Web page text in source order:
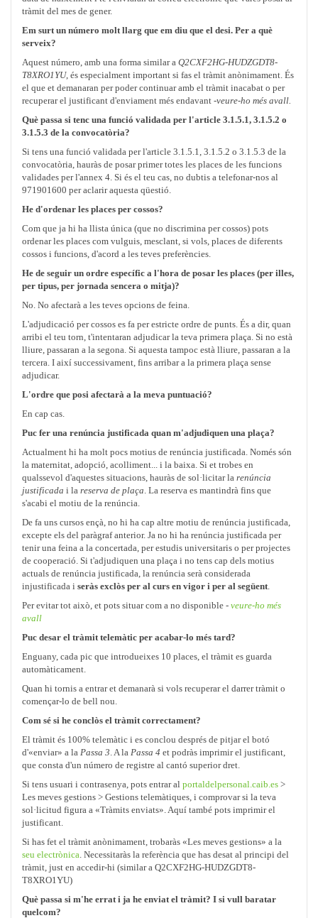
tràmit del mes de gener.
Em surt un número molt llarg que em diu que el desi. Per a què
serveix?
Aquest número, amb una forma similar a Q2CXF2HG-HUDZGDT8-
T8XRO1YU, és especialment important si fas el tràmit anònimament. És
el que et demanaran per poder continuar amb el tràmit inacabat o per
recuperar el justificant d'enviament més endavant -veure-ho més avall.
Què passa si tenc una funció validada per l'article 3.1.5.1, 3.1.5.2 o
3.1.5.3 de la convocatòria?
Si tens una funció validada per l'article 3.1.5.1, 3.1.5.2 o 3.1.5.3 de la
convocatòria, hauràs de posar primer totes les places de les funcions
validades per l'annex 4. Si és el teu cas, no dubtis a telefonar-nos al
971901600 per aclarir aquesta qüestió.
He d'ordenar les places per cossos?
Com que ja hi ha llista única (que no discrimina per cossos) pots
ordenar les places com vulguis, mesclant, si vols, places de diferents
cossos i funcions, d'acord a les teves preferències.
He de seguir un ordre específic a l'hora de posar les places (per illes,
per tipus, per jornada sencera o mitja)?
No. No afectarà a les teves opcions de feina.
L'adjudicació per cossos es fa per estricte ordre de punts. És a dir, quan
arribi el teu torn, t'intentaran adjudicar la teva primera plaça. Si no està
lliure, passaran a la segona. Si aquesta tampoc està lliure, passaran a la
tercera. I així successivament, fins arribar a la primera plaça sense
adjudicar.
L'ordre que posi afectarà a la meva puntuació?
En cap cas.
Puc fer una renúncia justificada quan m'adjudiquen una plaça?
Actualment hi ha molt pocs motius de renúncia justificada. Només són
la maternitat, adopció, acolliment... i la baixa. Si et trobes en
qualssevol d'aquestes situacions, hauràs de sol·licitar la renúncia
justificada i la reserva de plaça. La reserva es mantindrà fins que
s'acabi el motiu de la renúncia.
De fa uns cursos ençà, no hi ha cap altre motiu de renúncia justificada,
excepte els del paràgraf anterior. Ja no hi ha renúncia justificada per
tenir una feina a la concertada, per estudis universitaris o per projectes
de cooperació. Si t'adjudiquen una plaça i no tens cap dels motius
actuals de renúncia justificada, la renúncia serà considerada
injustificada i seràs exclòs per al curs en vigor i per al següent.
Per evitar tot això, et pots situar com a no disponible - veure-ho més
avall
Puc desar el tràmit telemàtic per acabar-lo més tard?
Enguany, cada pic que introdueixes 10 places, el tràmit es guarda
automàticament.
Quan hi tornis a entrar et demanarà si vols recuperar el darrer tràmit o
començar-lo de bell nou.
Com sé si he conclòs el tràmit correctament?
El tràmit és 100% telemàtic i es conclou després de pitjar el botó
d'«enviar» a la Passa 3. A la Passa 4 et podràs imprimir el justificant,
que consta d'un número de registre al cantó superior dret.
Si tens usuari i contrasenya, pots entrar al portaldelpersonal.caib.es >
Les meves gestions > Gestions telemàtiques, i comprovar si la teva
sol·licitud figura a «Tràmits enviats». Aquí també pots imprimir el
justificant.
Si has fet el tràmit anònimament, trobaràs «Les meves gestions» a la
seu electrònica. Necessitaràs la referència que has desat al principi del
tràmit, just en accedir-hi (similar a Q2CXF2HG-HUDZGDT8-
T8XRO1YU)
Què passa si m'he errat i ja he enviat el tràmit? I si vull baratar
quelcom?